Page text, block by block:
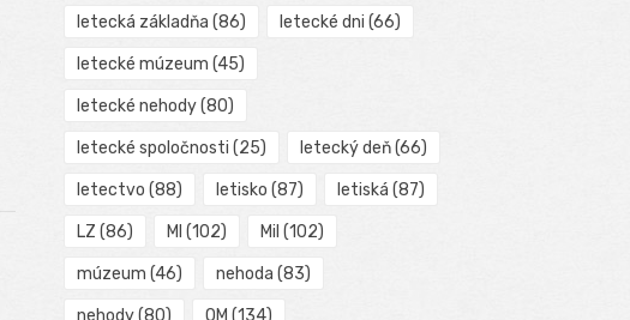
letecká základňa (86) letecké dni (66)
letecké múzeum (45)
letecké nehody(80)
letecké spoločnosti (25) letecký deň(66)
letectvo (88) letisko (87) letiská (87)
LZ (86) MI (102) Mil (102)
múzeum (46) nehoda (83)
nehody(80) OM (134)